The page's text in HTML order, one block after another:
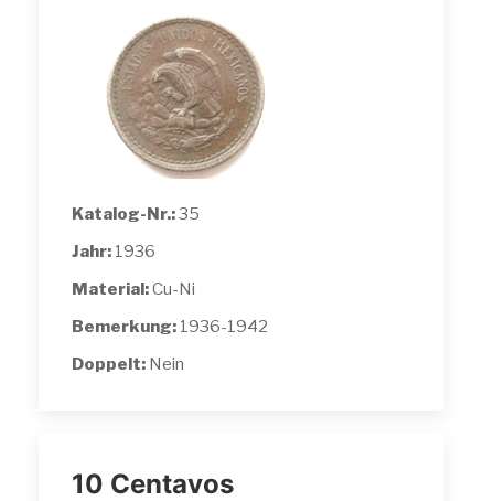
Katalog-Nr.:35
Jahr: 1936
Material:Cu-Ni
Bemerkung: 1936-1942
Doppelt: Nein
10 Centavos